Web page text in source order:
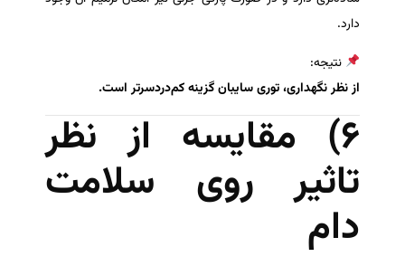
دارد.
نتیجه:
از نظر نگهداری، توری سایبان گزینه کم‌دردسرتر است.
۶) مقایسه از نظر
تاثیر روی سلامت
دام